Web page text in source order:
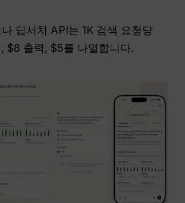
나 딥서치 API는 1K 검색 요청당
$8 출력, $5를 나열합니다.